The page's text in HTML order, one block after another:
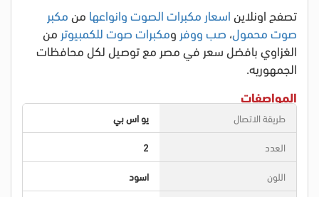
تصفح اونلاين اسعار مكبرات الصوت وانواعها من مكبر
صوت محمول، صب ووفر ومكبرات صوت للكمبيوتر من
الغزاوي بافضل سعر في مصر مع توصيل لكل محافظات
الجمهوريه.
المواصفات
طريقة الاتصال
يو اس بي
العدد
2
اللون
اسود